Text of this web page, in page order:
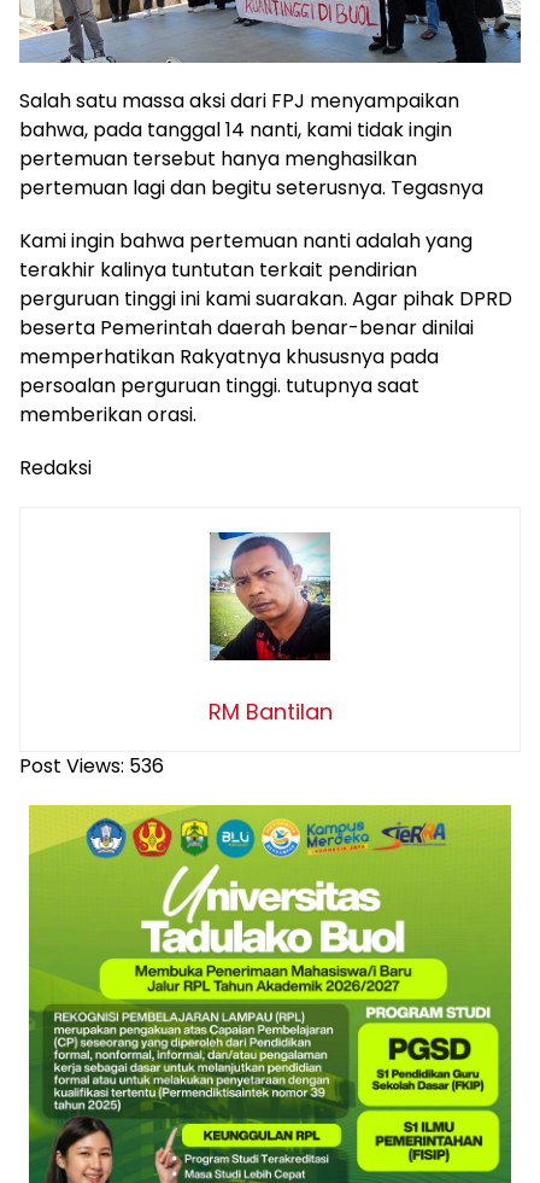
Salah satu massa aksi dari FPJ menyampaikan
bahwa, pada tanggal 14 nanti, kami tidak ingin
pertemuan tersebut hanya menghasilkan
pertemuan lagi dan begitu seterusnya. Tegasnya
Kami ingin bahwa pertemuan nanti adalah yang
terakhir kalinya tuntutan terkait pendirian
perguruan tinggi ini kami suarakan. Agar pihak DPRD
beserta Pemerintah daerah benar-benar dinilai
memperhatikan Rakyatnya khususnya pada
persoalan perguruan tinggi. tutupnya saat
memberikan orasi.
Redaksi
RM Bantilan
Post Views: 536